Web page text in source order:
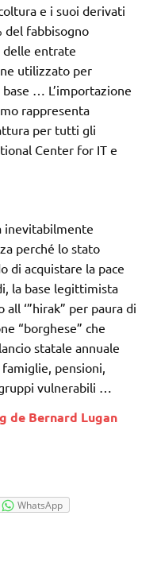
e i suoi derivati
del fabbisogno
delle entrate
utilizzato per
… L’importazione
rappresenta
per tutti gli
Center for IT e
inevitabilmente
perché lo stato
di acquistare la pace
la base legittimista
‘”hirak” per paura di
“borghese” che
statale annuale
pensioni,
vulnerabili …
de Bernard Lugan
WhatsApp